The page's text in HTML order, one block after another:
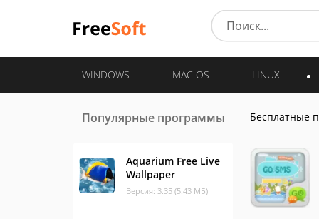
WINDOWS MAC OS LINUX
Популярные программы
Aquarium Free Live
Wallpaper
Версия: 3.35 (5.43 МБ)
Бесплатные